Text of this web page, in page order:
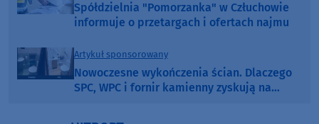
Spółdzielnia "Pomorzanka" w Człuchowie
informuje o przetargach i ofertach najmu
Artykuł sponsorowany
Nowoczesne wykończenia ścian. Dlaczego
SPC, WPC i fornir kamienny zyskują na